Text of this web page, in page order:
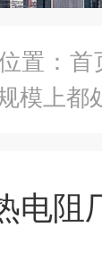
置： 首
模上都
电阻